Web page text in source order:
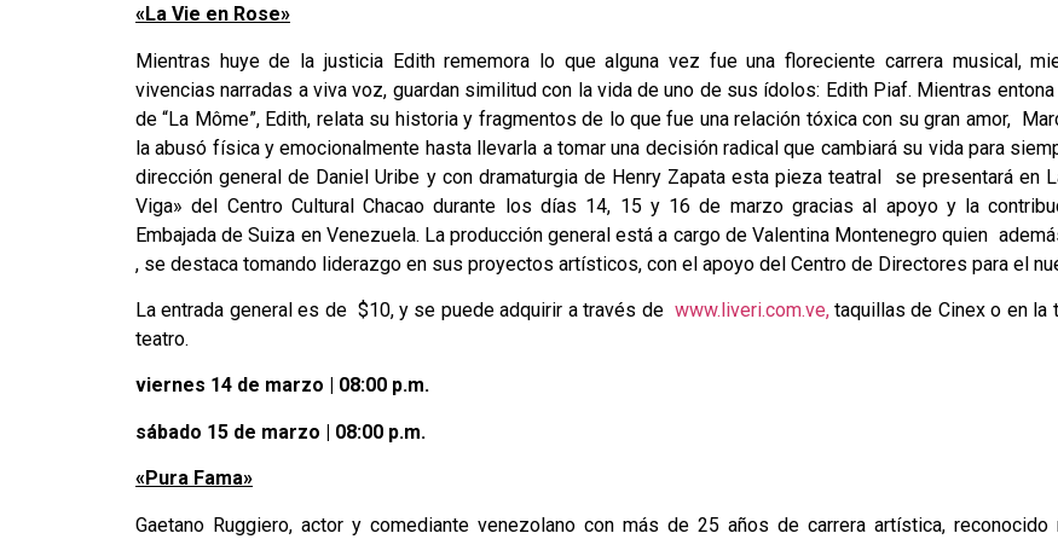
«La Vie en Rose»
Mientras huye de la justicia Edith rememora lo que alguna vez fue una floreciente carrera musical,
vivencias narradas a viva voz, guardan similitud con la vida de uno de sus ídolos: Edith Piaf. Mientras
de “La Môme”, Edith, relata su historia y fragmentos de lo que fue una relación tóxica con su gran amor,
la abusó física y emocionalmente hasta llevarla a tomar una decisión radical que cambiará su vida para
dirección general de Daniel Uribe y con dramaturgia de Henry Zapata esta pieza teatral se presentará en
Viga» del Centro Cultural Chacao durante los días 14, 15 y 16 de marzo gracias al apoyo y la
Embajada de Suiza en Venezuela. La producción general está a cargo de Valentina Montenegro quien
, se destaca tomando liderazgo en sus proyectos artísticos, con el apoyo del Centro de Directores para el
La entrada general es de $10, y se puede adquirir a través de www.liveri.com.ve,taquillas de Cinex o en la
teatro.
viernes 14 de marzo | 08:00 p.m.
sábado 15 de marzo | 08:00 p.m.
«Pura Fama»
Gaetano Ruggiero, actor y comediante venezolano con más de 25 años de carrera artística, reconocido